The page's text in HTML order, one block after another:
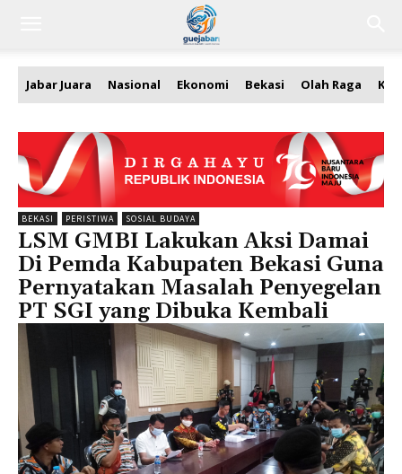
Jabar Juara Nasional Ekonomi Bekasi Olah Raga
BEKASI PERISTIWA SOSIAL BUDAYA
LSM GMBI Lakukan Aksi Damai
Di Pemda Kabupaten Bekasi Guna
Pernyatakan Masalah Penyegelan
PT SGI yang Dibuka Kembali